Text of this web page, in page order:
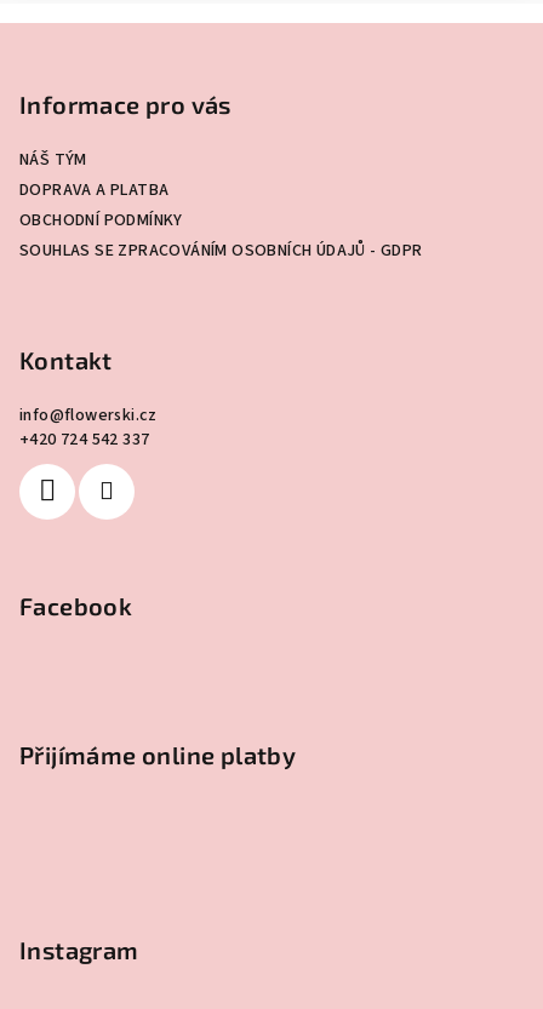
Informace pro vás
NÁŠ TÝM
DOPRAVA A PLATBA
OBCHODNÍ PODMÍNKY
SOUHLAS SE ZPRACOVÁNÍM OSOBNÍCH ÚDAJŮ - GDPR
Kontakt
info@flowerski.cz
+420 724 542 337
Facebook
Přijímáme online platby
Instagram